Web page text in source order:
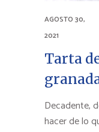
AGOSTO 30,
2021
Tarta
Decadente,
hacer de lo